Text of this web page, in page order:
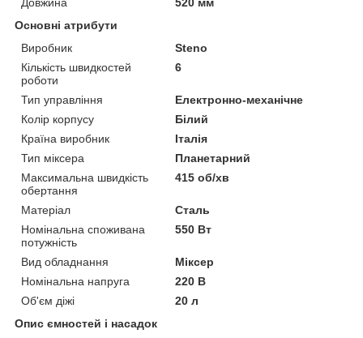
Основні атрибути
Виробник
Steno
Кількість швидкостей
роботи
6
Тип управління
Електронно-механічне
Колір корпусу
Білий
Країна виробник
Італія
Тип міксера
Планетарний
Максимальна швидкість
обертання
415 об/хв
Матеріал
Сталь
Номінальна споживана
потужність
550 Вт
Вид обладнання
Міксер
Номінальна напруга
220 В
Об'єм діжі
20 л
Опис ємностей і насадок